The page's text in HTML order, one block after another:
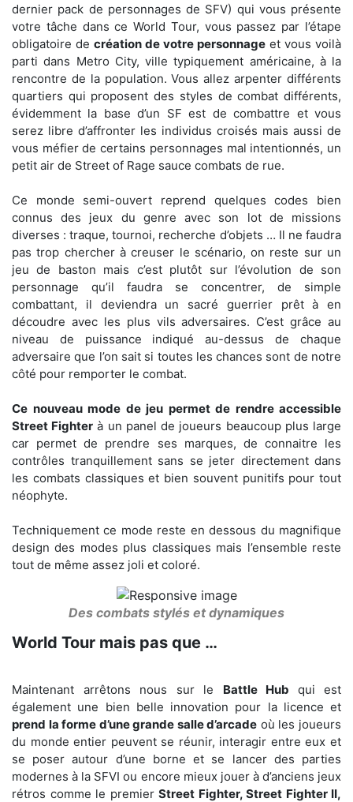
dernier pack de personnages de SFV) qui vous présente
votre tâche dans ce World Tour, vous passez par l’étape
obligatoire de création de votre personnage et vous voilà
parti dans Metro City, ville typiquement américaine, à la
rencontre de la population. Vous allez arpenter différents
quartiers qui proposent des styles de combat différents,
évidemment la base d’un SF est de combattre et vous
serez libre d’affronter les individus croisés mais aussi de
vous méfier de certains personnages mal intentionnés, un
petit air de Street of Rage sauce combats de rue.
Ce monde semi-ouvert reprend quelques codes bien
connus des jeux du genre avec son lot de missions
diverses : traque, tournoi, recherche d’objets … Il ne faudra
pas trop chercher à creuser le scénario, on reste sur un
jeu de baston mais c’est plutôt sur l’évolution de son
personnage qu’il faudra se concentrer, de simple
combattant, il deviendra un sacré guerrier prêt à en
découdre avec les plus vils adversaires. C’est grâce au
niveau de puissance indiqué au-dessus de chaque
adversaire que l’on sait si toutes les chances sont de notre
côté pour remporter le combat.
Ce nouveau mode de jeu permet de rendre accessible
Street Fighter à un panel de joueurs beaucoup plus large
car permet de prendre ses marques, de connaitre les
contrôles tranquillement sans se jeter directement dans
les combats classiques et bien souvent punitifs pour tout
néophyte.
Techniquement ce mode reste en dessous du magnifique
design des modes plus classiques mais l’ensemble reste
tout de même assez joli et coloré.
Des combats stylés et dynamiques
World Tour mais pas que …
Maintenant arrêtons nous sur le Battle Hub qui est
également une bien belle innovation pour la licence et
prend la forme d’une grande salle d’arcade où les joueurs
du monde entier peuvent se réunir, interagir entre eux et
se poser autour d’une borne et se lancer des parties
modernes à la SFVI ou encore mieux jouer à d’anciens jeux
rétros comme le premier Street Fighter, Street Fighter II,